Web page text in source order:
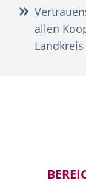
allen
Landkreis